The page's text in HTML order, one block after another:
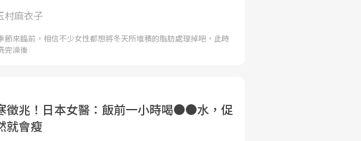
村麻衣子
節來臨前，相信不少女性都想將冬天所堆積的脂肪處理掉吧，此時
完澡後
徵兆！日本女醫：飯前一小時喝●●水，促
就會瘦